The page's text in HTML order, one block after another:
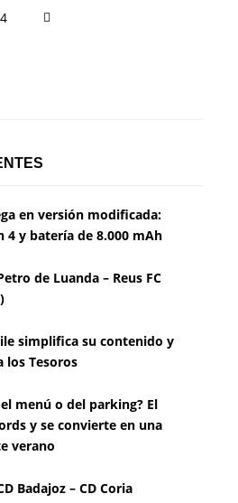
4
en versión modificada:
4 y batería de 8.000 mAh
de Luanda – Reus FC
simplifica su contenido y
los Tesoros
menú o del parking? El
y se convierte en una
verano
Badajoz – CD Coria